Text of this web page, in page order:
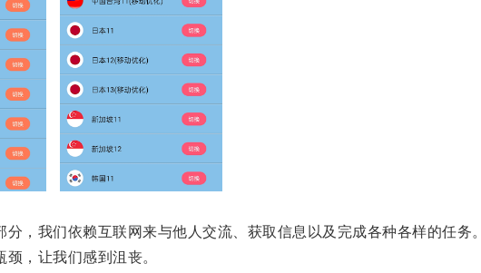
我们依赖互联网来与他人交流、获取信息以及完成各种各样的任务。
，让我们感到沮丧。